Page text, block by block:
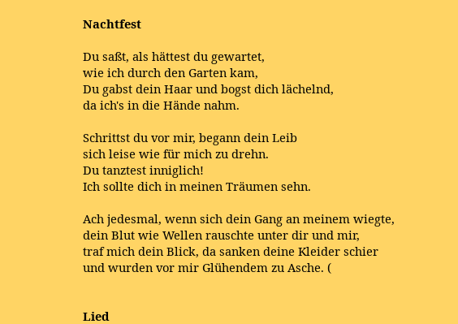
Nachtfest
Du saßt, als hättest du gewartet,
wie ich durch den Garten kam,
Du gabst dein Haar und bogst dich lächelnd,
da ich's in die Hände nahm.
Schrittst du vor mir, begann dein Leib
sich leise wie für mich zu drehn.
Du tanztest inniglich!
Ich sollte dich in meinen Träumen sehn.
Ach jedesmal, wenn sich dein Gang an meinem wiegte,
dein Blut wie Wellen rauschte unter dir und mir,
traf mich dein Blick, da sanken deine Kleider schier
und wurden vor mir Glühendem zu Asche. (
Lied